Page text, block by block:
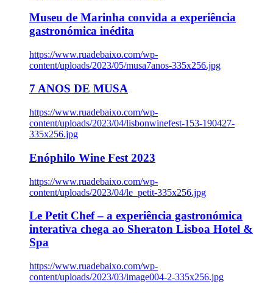
Museu de Marinha convida a experiência
gastronómica inédita
https://www.ruadebaixo.com/wp-
content/uploads/2023/05/musa7anos-335x256.jpg
7 ANOS DE MUSA
https://www.ruadebaixo.com/wp-
content/uploads/2023/04/lisbonwinefest-153-190427-
335x256.jpg
Enóphilo Wine Fest 2023
https://www.ruadebaixo.com/wp-
content/uploads/2023/04/le_petit-335x256.jpg
Le Petit Chef – a experiência gastronómica
interativa chega ao Sheraton Lisboa Hotel &
Spa
https://www.ruadebaixo.com/wp-
content/uploads/2023/03/image004-2-335x256.jpg